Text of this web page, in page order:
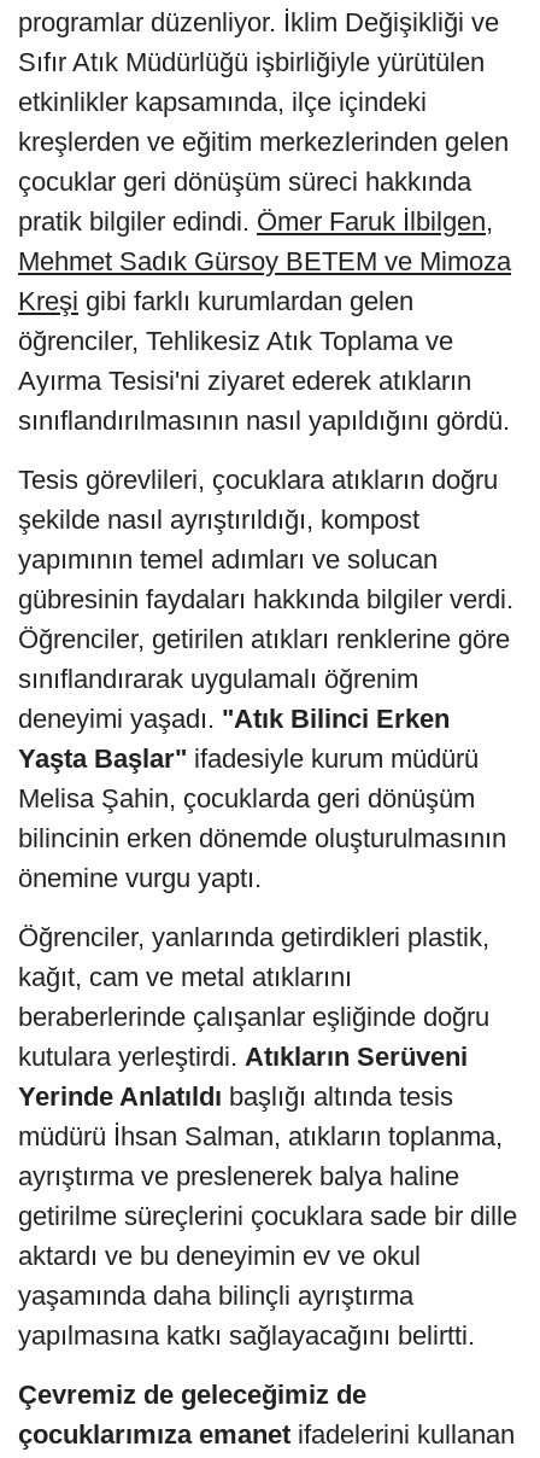
programlar düzenliyor. İklim Değişikliği ve
Sıfır Atık Müdürlüğü işbirliğiyle yürütülen
etkinlikler kapsamında, ilçe içindeki
kreşlerden ve eğitim merkezlerinden gelen
çocuklar geri dönüşüm süreci hakkında
pratik bilgiler edindi. Ömer Faruk İlbilgen,
Mehmet Sadık Gürsoy BETEM ve Mimoza
Kreşi gibi farklı kurumlardan gelen
öğrenciler, Tehlikesiz Atık Toplama ve
Ayırma Tesisi'ni ziyaret ederek atıkların
sınıflandırılmasının nasıl yapıldığını gördü.
Tesis görevlileri, çocuklara atıkların doğru
şekilde nasıl ayrıştırıldığı, kompost
yapımının temel adımları ve solucan
gübresinin faydaları hakkında bilgiler verdi.
Öğrenciler, getirilen atıkları renklerine göre
sınıflandırarak uygulamalı öğrenim
deneyimi yaşadı. "Atık Bilinci Erken
Yaşta Başlar" ifadesiyle kurum müdürü
Melisa Şahin, çocuklarda geri dönüşüm
bilincinin erken dönemde oluşturulmasının
önemine vurgu yaptı.
Öğrenciler, yanlarında getirdikleri plastik,
kağıt, cam ve metal atıklarını
beraberlerinde çalışanlar eşliğinde doğru
kutulara yerleştirdi. Atıkların Serüveni
Yerinde Anlatıldı başlığı altında tesis
müdürü İhsan Salman, atıkların toplanma,
ayrıştırma ve preslenerek balya haline
getirilme süreçlerini çocuklara sade bir dille
aktardı ve bu deneyimin ev ve okul
yaşamında daha bilinçli ayrıştırma
yapılmasına katkı sağlayacağını belirtti.
Çevremiz de geleceğimiz de
çocuklarımıza emanet ifadelerini kullanan